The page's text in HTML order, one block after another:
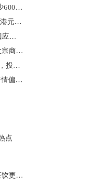
5月28日科创人工智能ETF银华基金份额减少600万份，重仓股芯原股份、寒武纪、澜起科技
小米集团-W(01810.HK)5月28日斥资2.98亿港元回购1050万股 每日热门
广联达《挺身而立》登陆央视，以产业AI回应建筑业未来之问
PriceSeek重点提醒：垦利10-2油田群投产大宗商品影响分析
今日讯！壹石通：5月27日召开业绩说明会，投资者参与
每日看点!生意社：5月27日华北地区醋酸行情偏弱运行
点
什么黄精牌子好？夏季吃旺复堂黄精搭配茶饮更佳，滋补便捷又省事